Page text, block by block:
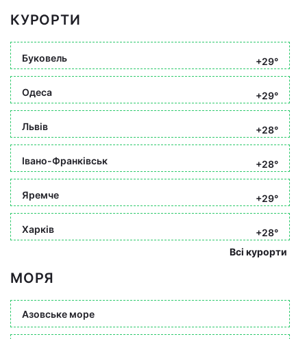
КУРОРТИ
Буковель +29°
Одеса +29°
Львів +28°
Івано-Франківськ +28°
Яремче +29°
Харків
+28°
Всі курорти
МОРЯ
Азовське море